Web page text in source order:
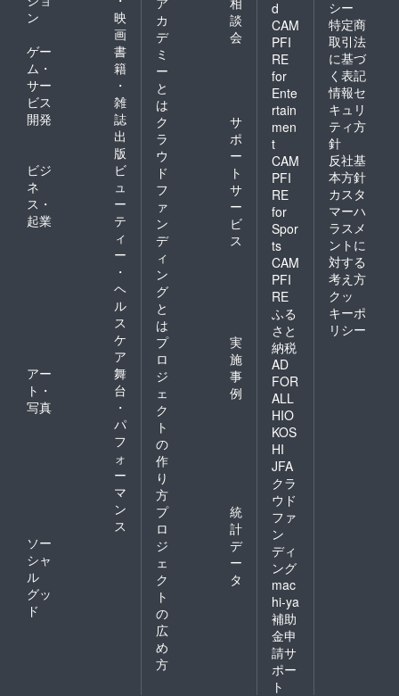
ン
映
画
ゲー
ム・
サー
ビス
開発
書
籍
・
雑
誌
出
版
ビジ
ネ
ス・
起業
ビ
ュ
ー
テ
ィ
ー
・
ヘ
ル
ス
ケ
ア
アー
ト・
写真
舞
台
・
パ
フ
ォ
ー
マ
ン
ス
ソー
シャ
ル
グッ
ド
カ
デ
ミ
ー
と
は
談
会
ク
ラ
ウ
ド
フ
ァ
ン
デ
ィ
ン
グ
と
は
サ
ポ
ー
ト
サ
ー
ビ
ス
プ
ロ
ジ
ェ
ク
ト
の
作
り
方
実
施
事
例
プ
ロ
ジ
ェ
ク
ト
の
広
め
方
統
計
デ
ー
タ
d
CAM
PFI
RE
for
Ente
rtain
men
t
CAM
PFI
RE
for
Spor
ts
CAM
PFI
RE
ふる
さと
納税
AD
FOR
ALL
HIO
KOS
HI
JFA
クラ
ウド
ファ
ン
ディ
ング
mac
hi-ya
補助
金申
請サ
ポー
ト
シー
特定商
取引法
に基づ
く表記
情報セ
キュリ
ティ方
針
反社基
本方針
カスタ
マーハ
ラスメ
ントに
対する
考え方
クッ
キーポ
リシー